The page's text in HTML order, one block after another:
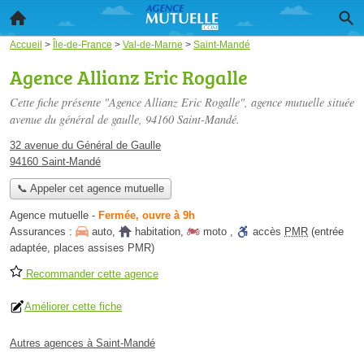
Accueil > Île-de-France > Val-de-Marne > Saint-Mandé
Agence Allianz Eric Rogalle
Cette fiche présente "Agence Allianz Eric Rogalle", agence mutuelle située
avenue du général de gaulle, 94160 Saint-Mandé.
32 avenue du Général de Gaulle
94160 Saint-Mandé
📞 Appeler cet agence mutuelle
Agence mutuelle - Fermée, ouvre à 9h
Assurances :
auto, habitation, moto , accès PMR (entrée
adaptée, places assises PMR)
Recommander cette agence
Améliorer cette fiche
Autres agences à Saint-Mandé